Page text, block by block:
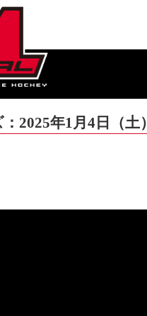
2025年1月4日（土）